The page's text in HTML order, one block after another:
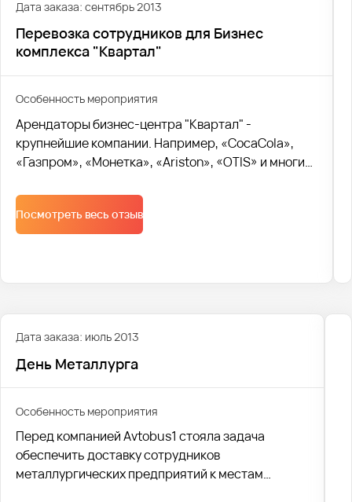
Дата заказа: сентябрь 2013
Перевозка сотрудников для Бизнес
комплекса "Квартал"
Особенность мероприятия
Арендаторы бизнес-центра "Квартал" -
крупнейшие компании. Например, «CocaCola»,
«Газпром», «Монетка», «Ariston», «OTIS» и многие
компаний важен статус. Поэтому руководство
компании "Квартал" уточнило, чтобы водителями
были люди славянской внешности. Пожелание
Посмотреть весь отзыв
Дата заказа: июль 2013
День Металлурга
Особенность мероприятия
Перед компанией Avtobus1 стояла задача
обеспечить доставку сотрудников
металлургических предприятий к местам